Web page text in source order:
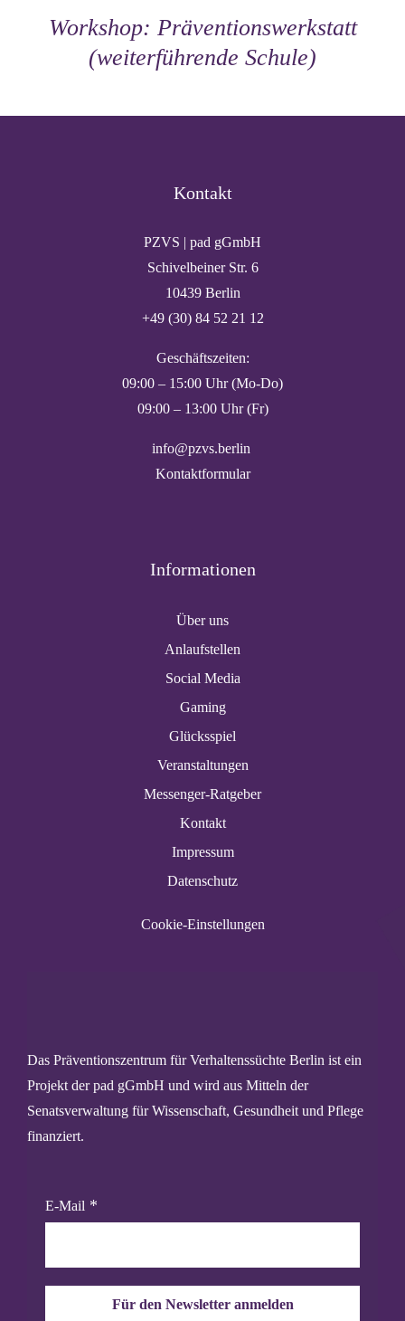
Workshop: Präventionswerkstatt
(weiterführende Schule)
Kontakt
PZVS | pad gGmbH
Schivelbeiner Str. 6
10439 Berlin
+49 (30) 84 52 21 12
Geschäftszeiten:
09:00 – 15:00 Uhr (Mo-Do)
09:00 – 13:00 Uhr (Fr)
info@pzvs.berlin
Kontaktformular
Informationen
Über uns
Anlaufstellen
Social Media
Gaming
Glücksspiel
Veranstaltungen
Messenger-Ratgeber
Kontakt
Impressum
Datenschutz
Cookie-Einstellungen
Das Präventionszentrum für Verhaltenssüchte Berlin ist ein
Projekt der pad gGmbH und wird aus Mitteln der
Senatsverwaltung für Wissenschaft, Gesundheit und Pflege
finanziert.
E-Mail
Für den Newsletter anmelden